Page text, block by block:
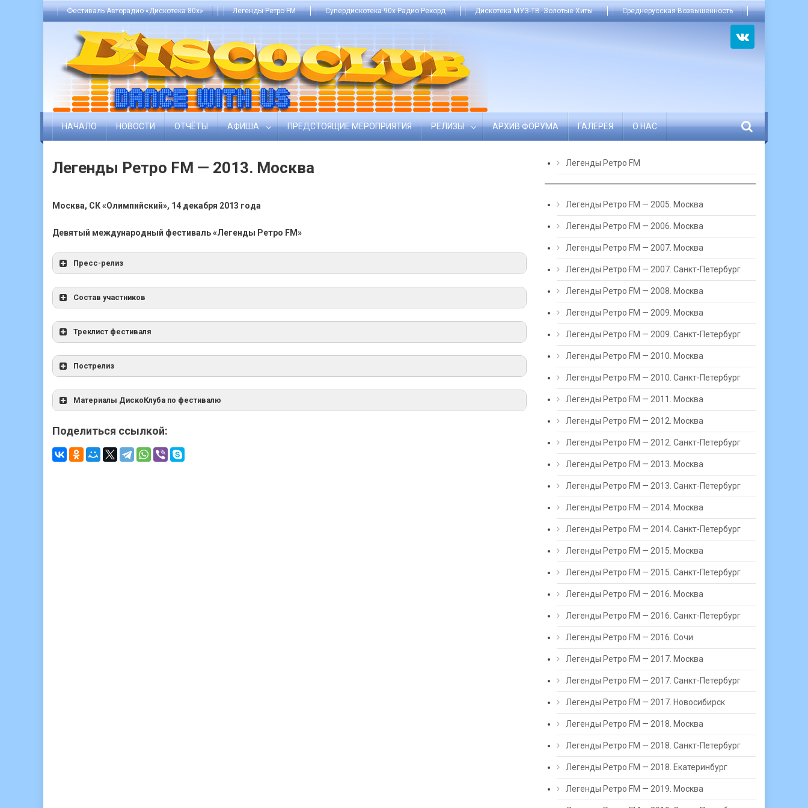
Фестиваль Авторадио «Дискотека 80х» Легенды Ретро FM Супердискотека 90х Радио Рекорд Дискотека МУЗ-ТВ. Золотые Хиты Среднерусская Возвышенность
НАЧАЛО НОВОСТИ ОТЧЁТЫ АФИША ПРЕДСТОЯЩИЕ МЕРОПРИЯТИЯ РЕЛИЗЫ АРХИВ ФОРУМА ГАЛЕРЕЯ О НАС
Легенды Ретро FM — 2013. Москва
Москва, СК «Олимпийский», 14 декабря 2013 года
Девятый международный фестиваль «Легенды Ретро FM»
Пресс-релиз
Состав участников
Треклист фестиваля
Пострелиз
Материалы ДискоКлуба по фестивалю
Поделиться ссылкой:
Легенды Ретро FM
Легенды Ретро FM — 2005. Москва
Легенды Ретро FM — 2006. Москва
Легенды Ретро FM — 2007. Москва
Легенды Ретро FM — 2007. Санкт-Петербург
Легенды Ретро FM — 2008. Москва
Легенды Ретро FM — 2009. Москва
Легенды Ретро FM — 2009. Санкт-Петербург
Легенды Ретро FM — 2010. Москва
Легенды Ретро FM — 2010. Санкт-Петербург
Легенды Ретро FM — 2011. Москва
Легенды Ретро FM — 2012. Москва
Легенды Ретро FM — 2012. Санкт-Петербург
Легенды Ретро FM — 2013. Москва
Легенды Ретро FM — 2013. Санкт-Петербург
Легенды Ретро FM — 2014. Москва
Легенды Ретро FM — 2014. Санкт-Петербург
Легенды Ретро FM — 2015. Москва
Легенды Ретро FM — 2015. Санкт-Петербург
Легенды Ретро FM — 2016. Москва
Легенды Ретро FM — 2016. Санкт-Петербург
Легенды Ретро FM — 2016. Сочи
Легенды Ретро FM — 2017. Москва
Легенды Ретро FM — 2017. Санкт-Петербург
Легенды Ретро FM — 2017. Новосибирск
Легенды Ретро FM — 2018. Москва
Легенды Ретро FM — 2018. Санкт-Петербург
Легенды Ретро FM — 2018. Екатеринбург
Легенды Ретро FM — 2019. Москва